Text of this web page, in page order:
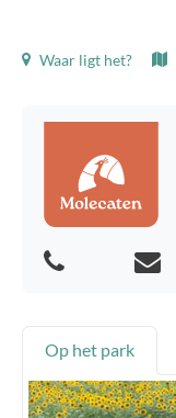
Waar ligt het?
Op het park